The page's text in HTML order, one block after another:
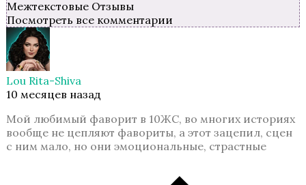
Сердце Треспии
Межтекстовые Отзывы
Посмотреть все комментарии
Lou Rita-Shiva
10 месяцев назад
Мой любимый фаворит в 10ЖС, во многих историях
вообще не цепляют фавориты, а этот зацепил, сцен
с ним мало, но они эмоциональные, страстные